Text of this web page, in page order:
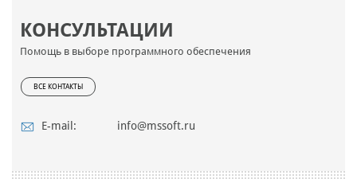
КОНСУЛЬТАЦИИ
Помощь в выборе программного обеспечения
ВСЕ КОНТАКТЫ
E-mail: info@mssoft.ru